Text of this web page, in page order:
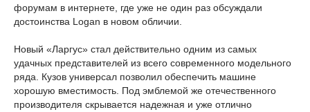
форумам в интернете, где уже не один раз обсуждали
достоинства Logan в новом обличии.
Новый «Ларгус» стал действительно одним из самых
удачных представителей из всего современного модельного
ряда. Кузов универсал позволил обеспечить машине
хорошую вместимость. Под эмблемой же отечественного
производителя скрывается надежная и уже отлично